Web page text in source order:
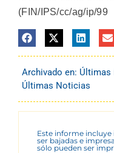
(FIN/IPS/cc/ag/ip/99
Archivado en: Últimas
Últimas Noticias
Este informe incluye
ser bajadas e
sólo pueden ser